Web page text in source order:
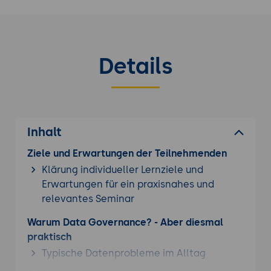
Details
Inhalt
Ziele und Erwartungen der Teilnehmenden
Klärung individueller Lernziele und
Erwartungen für ein praxisnahes und
relevantes Seminar
Warum Data Governance? - Aber diesmal
praktisch
Typische Datenprobleme im Alltag